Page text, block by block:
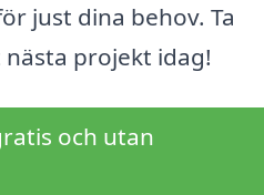
just dina behov. Ta
projekt idag!
och utan